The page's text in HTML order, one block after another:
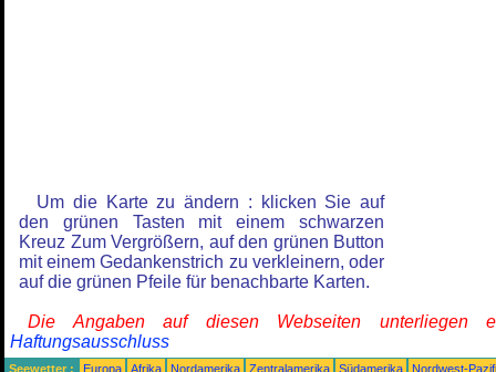
Um die Karte zu ändern : klicken Sie auf
den grünen Tasten mit einem schwarzen
Kreuz Zum Vergrößern, auf den grünen Button
mit einem Gedankenstrich zu verkleinern, oder
auf die grünen Pfeile für benachbarte Karten.
Die Angaben auf diesen Webseiten unterliegen
Haftungsausschluss
Seewetter : Europa Afrika Nordamerika Zentralamerika Südamerika
Nordwest-